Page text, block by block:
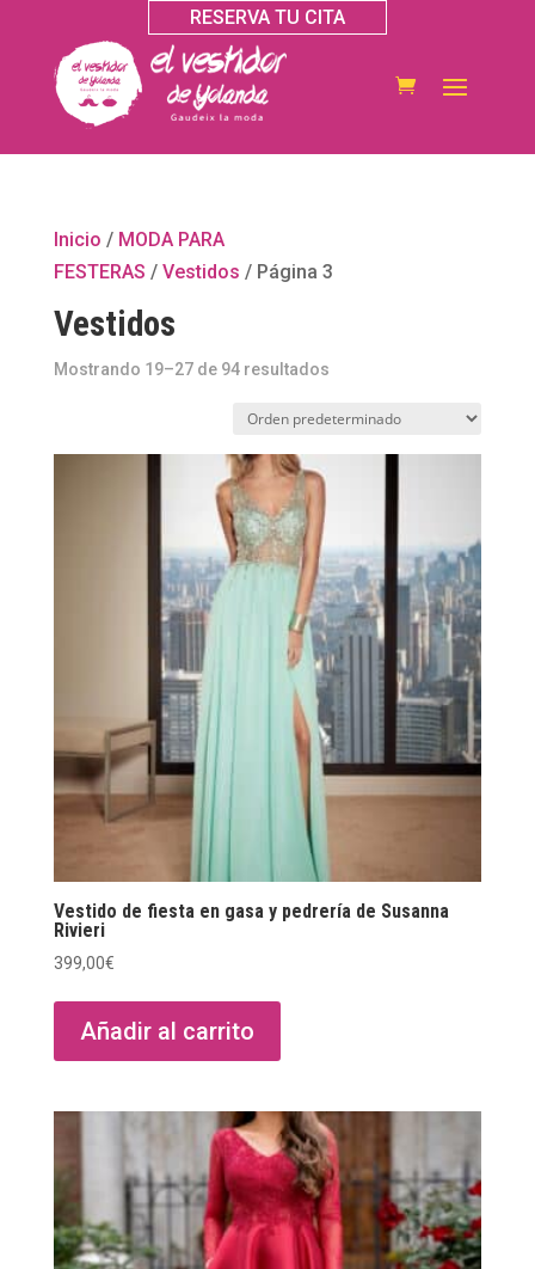
RESERVA TU CITA
Inicio / MODA PARA
FESTERAS / Vestidos / Página 3
Vestidos
Mostrando 19–27 de 94 resultados
Vestido de fiesta en gasa y pedrería de Susanna
Rivieri
399,00€
Añadir al carrito